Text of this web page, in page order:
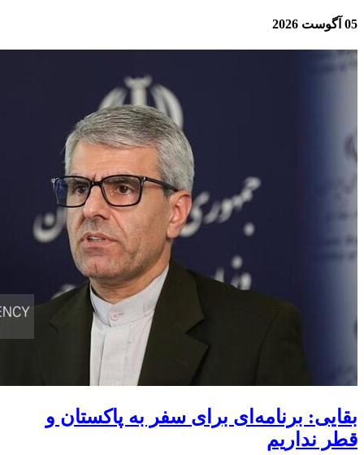
05 آگوست 2026
بقایی: برنامه‌ای برای سفر به پاکستان و
قطر نداریم